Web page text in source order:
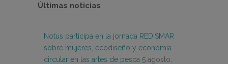
Últimas noticias
Notus participa en la jornada REDISMAR
sobre mujeres, ecodiseño y economía
circular en las artes de pesca 5 agosto,